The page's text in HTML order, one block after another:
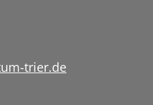
trier.de